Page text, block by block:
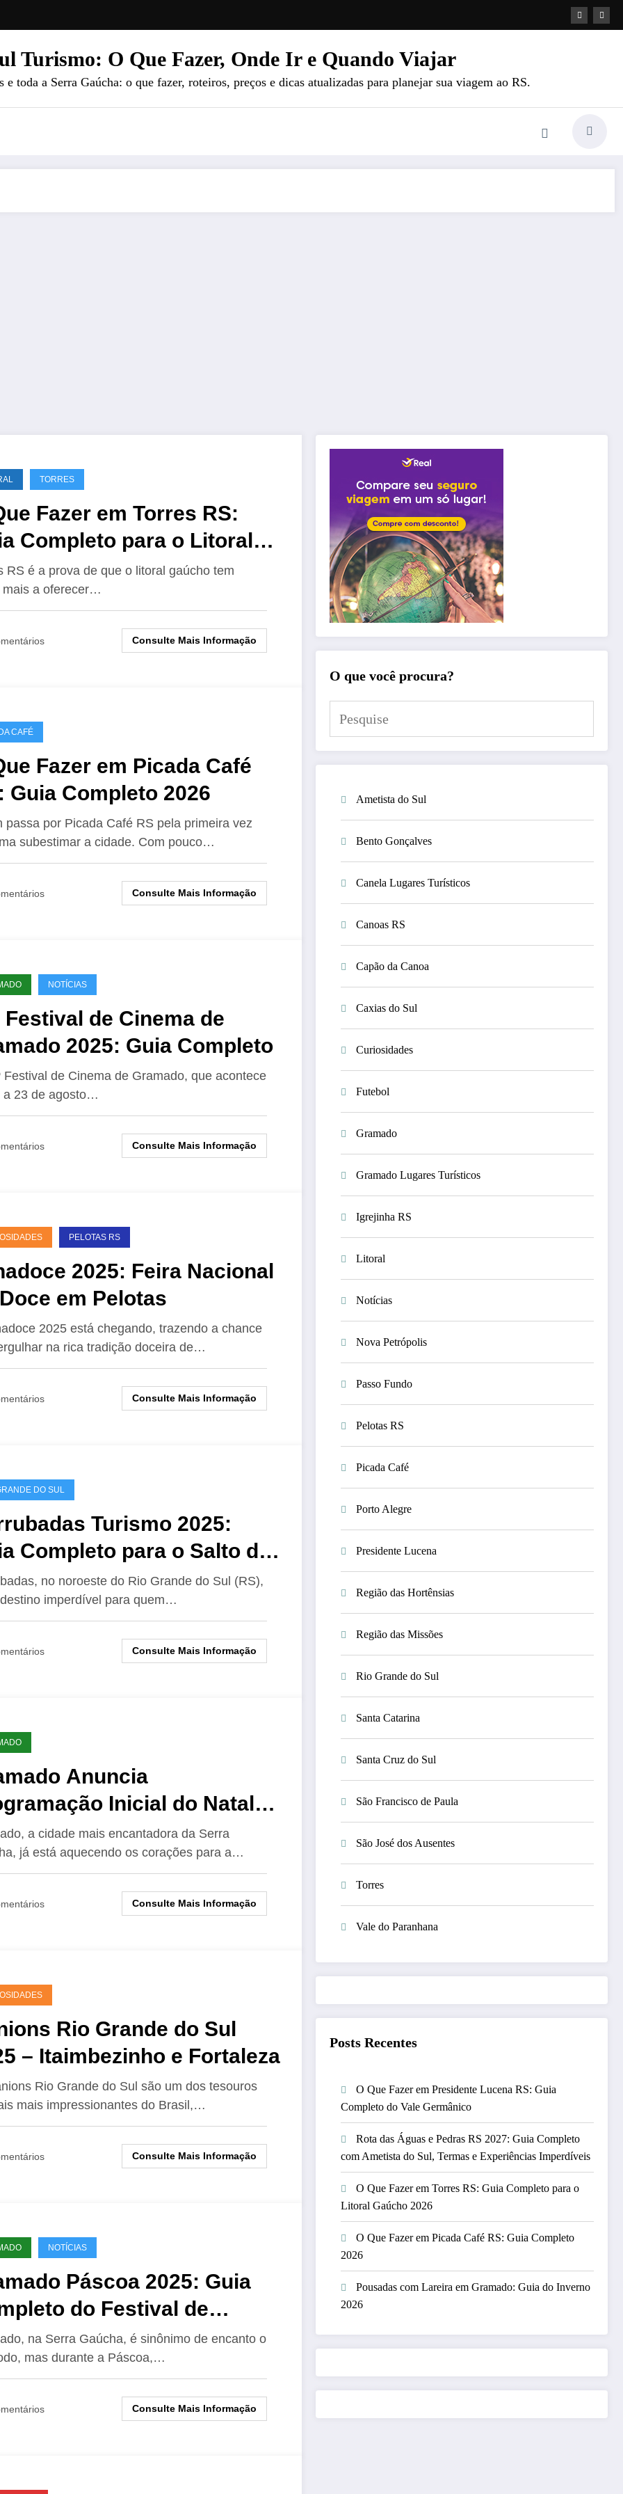
Turismo: O Que Fazer, Onde Ir e Quando Viajar
toda a Serra Gaúcha: o que fazer, roteiros, preços e dicas atualizadas para planejar sua viagem ao RS.
TORRES
Fazer em Torres RS:
Completo para o Litoral
2026
RS é a prova de que o litoral gaúcho tem
mais a oferecer…
Consulte Mais Informação
CAFÉ
Fazer em Picada Café
Guia Completo 2026
passa por Picada Café RS pela primeira vez
subestimar a cidade. Com pouco…
Consulte Mais Informação
NOTÍCIAS
Festival de Cinema de
2025: Guia Completo
Festival de Cinema de Gramado, que acontece
a 23 de agosto…
Consulte Mais Informação
PELOTAS RS
2025: Feira Nacional
em Pelotas
2025 está chegando, trazendo a chance
na rica tradição doceira de…
Consulte Mais Informação
DO SUL
Turismo 2025:
Completo para o Salto do
no noroeste do Rio Grande do Sul (RS),
imperdível para quem…
Consulte Mais Informação
Anuncia
Inicial do Natal
2025 com Novas Atrações
a cidade mais encantadora da Serra
já está aquecendo os corações para a…
Consulte Mais Informação
Rio Grande do Sul
– Itaimbezinho e Fortaleza
Rio Grande do Sul são um dos tesouros
mais impressionantes do Brasil,…
Consulte Mais Informação
NOTÍCIAS
Páscoa 2025: Guia
do Festival de
na Serra Gaúcha, é sinônimo de encanto o
mas durante a Páscoa,…
Consulte Mais Informação
O que você procura?
Ametista do Sul
Bento Gonçalves
Canela Lugares Turísticos
Canoas RS
Capão da Canoa
Caxias do Sul
Curiosidades
Futebol
Gramado
Gramado Lugares Turísticos
Igrejinha RS
Litoral
Notícias
Nova Petrópolis
Passo Fundo
Pelotas RS
Picada Café
Porto Alegre
Presidente Lucena
Região das Hortênsias
Região das Missões
Rio Grande do Sul
Santa Catarina
Santa Cruz do Sul
São Francisco de Paula
São José dos Ausentes
Torres
Vale do Paranhana
Posts Recentes
O Que Fazer em Presidente Lucena RS: Guia
Completo do Vale Germânico
Rota das Águas e Pedras RS 2027: Guia Completo
com Ametista do Sul, Termas e Experiências Imperdíveis
O Que Fazer em Torres RS: Guia Completo para o
Litoral Gaúcho 2026
O Que Fazer em Picada Café RS: Guia Completo
2026
Pousadas com Lareira em Gramado: Guia do Inverno
2026